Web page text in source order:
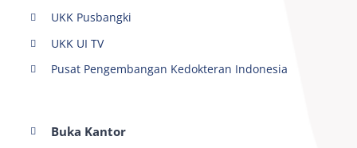
UKK Pusbangki
UKK UI TV
Pusat Pengembangan Kedokteran Indonesia
Buka Kantor